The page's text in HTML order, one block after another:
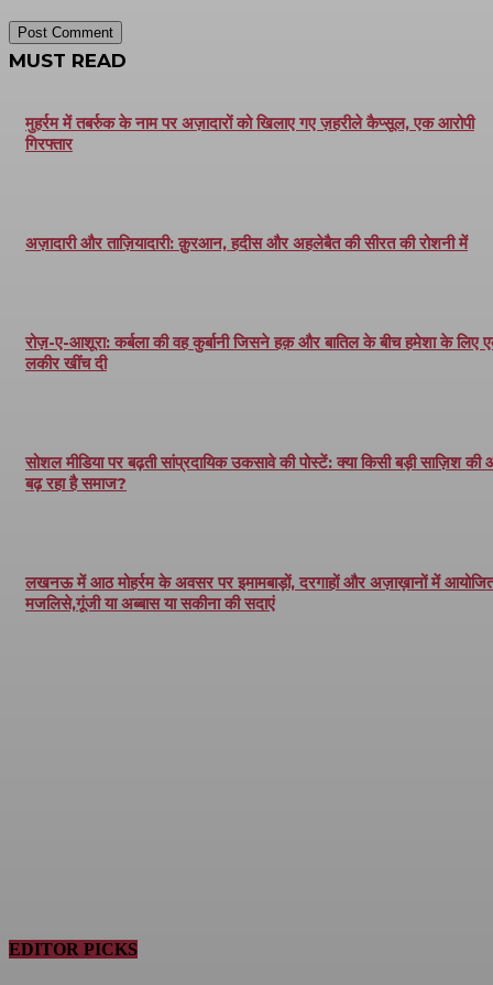
MUST READ
मुहर्रम में तबर्रुक के नाम पर अज़ादारों को खिलाए गए ज़हरीले कैप्सूल, एक आरोपी
गिरफ्तार
अज़ादारी और ताज़ियादारी: क़ुरआन, हदीस और अहलेबैत की सीरत की रोशनी में
रोज़-ए-आशूरा: कर्बला की वह कुर्बानी जिसने हक़ और बातिल के बीच हमेशा के लिए
लकीर खींच दी
सोशल मीडिया पर बढ़ती सांप्रदायिक उकसावे की पोस्टें: क्या किसी बड़ी साज़िश की
बढ़ रहा है समाज?
लखनऊ में आठ मोहर्रम के अवसर पर इमामबाड़ों, दरगाहों और अज़ाख़ानों में
मजलिसे,गूंजी या अब्बास या सकीना की सदाएं
EDITOR PICKS